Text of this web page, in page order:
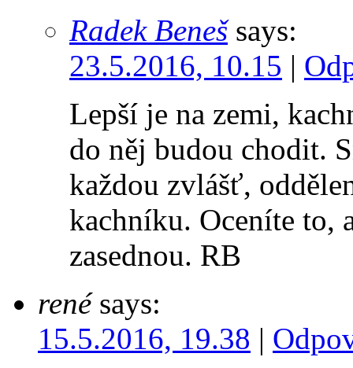
Radek Beneš says:
23.5.2016, 10.15 |
Lepší je na zemi,
do něj budou chodit.
každou zvlášť,
kachníku. Oceníte to,
zasednou. RB
rené says:
15.5.2016, 19.38 |